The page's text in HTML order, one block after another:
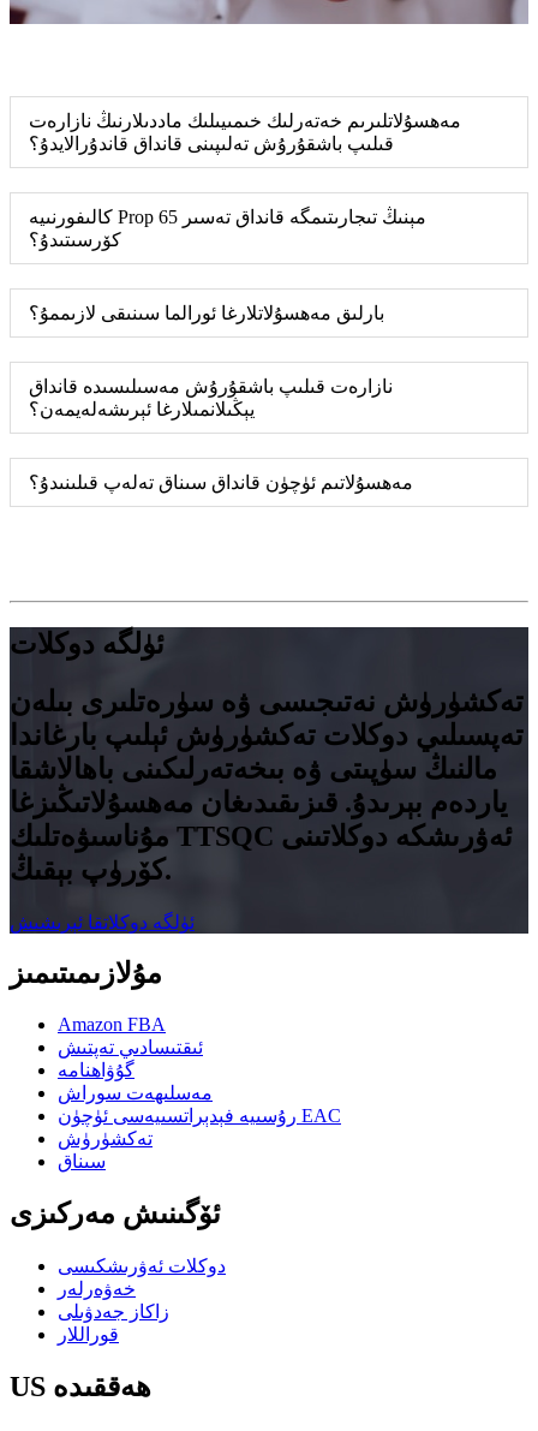
مەھسۇلاتلىرىم خەتەرلىك خىمىيىلىك ماددىلارنىڭ نازارەت
قىلىپ باشقۇرۇش تەلىپىنى قانداق قاندۇرالايدۇ؟
كالىفورنىيە Prop 65 مېنىڭ تىجارىتىمگە قانداق تەسىر
كۆرسىتىدۇ؟
بارلىق مەھسۇلاتلارغا ئورالما سىنىقى لازىممۇ؟
نازارەت قىلىپ باشقۇرۇش مەسىلىسىدە قانداق
يېڭىلانمىلارغا ئېرىشەلەيمەن؟
مەھسۇلاتىم ئۈچۈن قانداق سىناق تەلەپ قىلىنىدۇ؟
ئۈلگە دوكلات
تەكشۈرۈش نەتىجىسى ۋە سۈرەتلىرى بىلەن
تەپسىلىي دوكلات تەكشۈرۈش ئېلىپ بارغاندا
مالنىڭ سۈپىتى ۋە بىخەتەرلىكىنى باھالاشقا
ياردەم بېرىدۇ. قىزىقىدىغان مەھسۇلاتىڭىزغا
مۇناسىۋەتلىك TTSQC ئەۋرىشكە دوكلاتىنى
كۆرۈپ بېقىڭ.
ئۈلگە دوكلاتقا ئېرىشىش
مۇلازىمىتىمىز
Amazon FBA
ئىقتىسادىي تەپتىش
گۇۋاھنامە
مەسلىھەت سوراش
رۇسىيە فېدېراتسىيەسى ئۈچۈن EAC
تەكشۈرۈش
سىناق
ئۆگىنىش مەركىزى
دوكلات ئەۋرىشكىسى
خەۋەرلەر
زاكاز جەدۋىلى
قوراللار
US ھەققىدە